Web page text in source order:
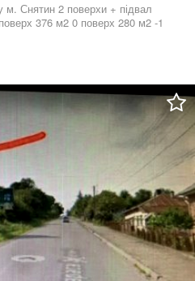
Снятин 2 поверхи + підвал
376 м2 0 поверх 280 м2 -1